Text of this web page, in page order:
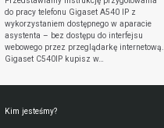
do pracy telefonu Gigaset A540 IP z
wykorzystaniem dostępnego w aparacie
asystenta – bez dostępu do interfejsu
webowego przez przeglądarkę internetową.
Gigaset C540IP kupisz w…
Kim jesteśmy?